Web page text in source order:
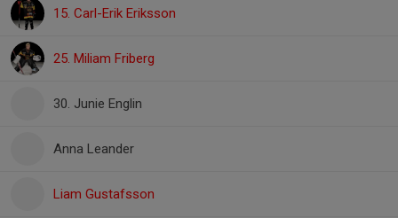
15. Carl-Erik Eriksson
25. Miliam Friberg
30. Junie Englin
Anna Leander
Liam Gustafsson